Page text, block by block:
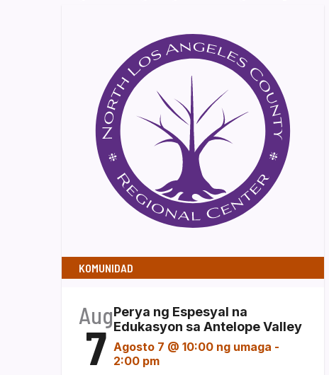
KOMUNIDAD
Aug
7
Perya ng Espesyal na
Edukasyon sa Antelope Valley
Agosto 7 @ 10:00 ng umaga -
2:00 pm